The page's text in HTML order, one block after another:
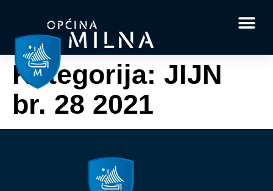
Kategorija: JIJN
br. 28 2021